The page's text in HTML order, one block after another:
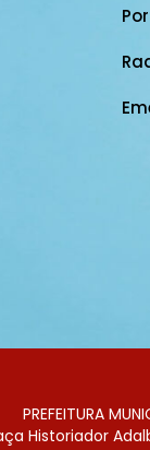
PREFEITURA
Historiador